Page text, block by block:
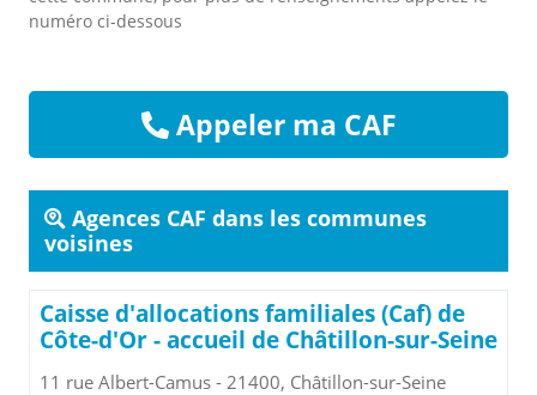
numéro ci-dessous
Appeler ma CAF
Agences CAF dans les communes
voisines
Caisse d'allocations familiales (Caf) de
Côte-d'Or - accueil de Châtillon-sur-Seine
11 rue Albert-Camus - 21400, Châtillon-sur-Seine